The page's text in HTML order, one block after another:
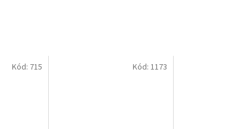
Kód: 715 Kód:1173